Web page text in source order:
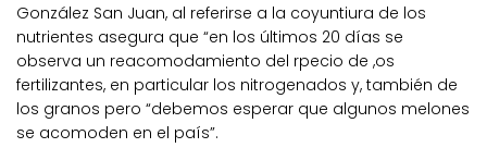
González San Juan, al referirse a la coyuntiura de los
nutrientes asegura que “en los últimos 20 días se
observa un reacomodamiento del rpecio de ,os
fertilizantes, en particular los nitrogenados y, también de
los granos pero “debemos esperar que algunos melones
se acomoden en el país”.